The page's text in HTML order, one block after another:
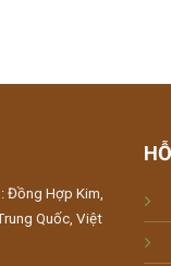
Đồng Hợp Kim,
Quốc, Việt